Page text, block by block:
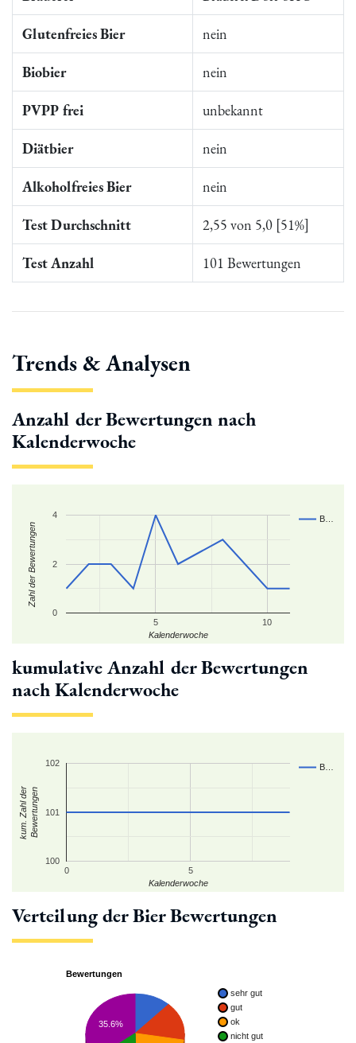
Glutenfreies Bier nein
Biobier nein
PVPP frei unbekannt
Diätbier nein
Alkoholfreies Bier nein
Test Durchschnitt 2,55 von 5,0 [51%]
Test Anzahl 101 Bewertungen
Trends & Analysen
Anzahl der Bewertungen nach
Kalenderwoche
B…
5 10
0
2
4
Kalenderwoche
Zahl der Bewertungen
kumulative Anzahl der Bewertungen
nach Kalenderwoche
B…
0 5
100
101
102
Kalenderwoche
kum. Zahl derBewertungen
Verteilung der Bier Bewertungen
Bewertungen
sehr gut
gut
ok
nicht gut
35.6%